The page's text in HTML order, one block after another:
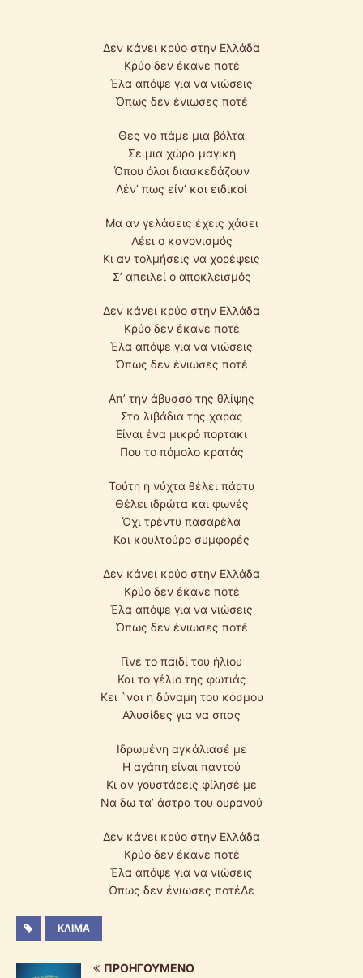
Δεν κάνει κρύο στην Ελλάδα
Κρύο δεν έκανε ποτέ
Έλα απόψε για να νιώσεις
Όπως δεν ένιωσες ποτέ
Θες να πάμε μια βόλτα
Σε μια χώρα μαγική
Όπου όλοι διασκεδάζουν
Λέν’ πως είν’ και ειδικοί
Μα αν γελάσεις έχεις χάσει
Λέει ο κανονισμός
Κι αν τολμήσεις να χορέψεις
Σ’ απειλεί ο αποκλεισμός
Δεν κάνει κρύο στην Ελλάδα
Κρύο δεν έκανε ποτέ
Έλα απόψε για να νιώσεις
Όπως δεν ένιωσες ποτέ
Απ’ την άβυσσο της θλίψης
Στα λιβάδια της χαράς
Είναι ένα μικρό πορτάκι
Που το πόμολο κρατάς
Τούτη η νύχτα θέλει πάρτυ
Θέλει ιδρώτα και φωνές
Όχι τρέντυ πασαρέλα
Και κουλτούρο συμφορές
Δεν κάνει κρύο στην Ελλάδα
Κρύο δεν έκανε ποτέ
Έλα απόψε για να νιώσεις
Όπως δεν ένιωσες ποτέ
Γίνε το παιδί του ήλιου
Και το γέλιο της φωτιάς
Κει `ναι η δύναμη του κόσμου
Αλυσίδες για να σπας
Ιδρωμένη αγκάλιασέ με
Η αγάπη είναι παντού
Κι αν γουστάρεις φίλησέ με
Να δω τα’ άστρα του ουρανού
Δεν κάνει κρύο στην Ελλάδα
Κρύο δεν έκανε ποτέ
Έλα απόψε για να νιώσεις
Όπως δεν ένιωσες ποτέΔε
ΚΛΊΜΑ
ΠΡΟΗΓΟΎΜΕΝΟ